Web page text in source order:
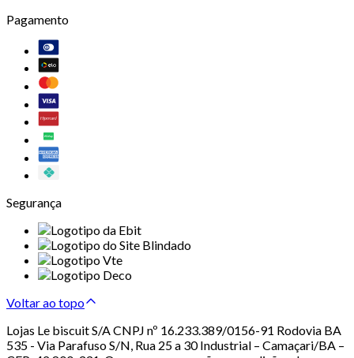
Pagamento
Segurança
Voltar ao topo
Lojas Le biscuit S/A CNPJ nº 16.233.389/0156-91 Rodovia BA
535 - Via Parafuso S/N, Rua 25 a 30 Industrial – Camaçari/BA –